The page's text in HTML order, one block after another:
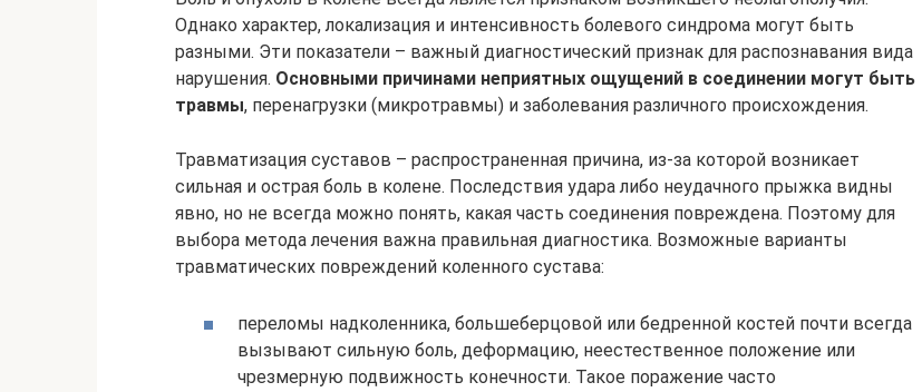
Однако характер, локализация и интенсивность болевого синдрома могут быть
разными. Эти показатели – важный диагностический признак для распознавания вида
нарушения. Основными причинами неприятных ощущений в соединении могут быть
травмы, перенагрузки (микротравмы) и заболевания различного происхождения.
Травматизация суставов – распространенная причина, из-за которой возникает
сильная и острая боль в колене. Последствия удара либо неудачного прыжка видны
явно, но не всегда можно понять, какая часть соединения повреждена. Поэтому для
выбора метода лечения важна правильная диагностика. Возможные варианты
травматических повреждений коленного сустава:
переломы надколенника, большеберцовой или бедренной костей почти всегда
вызывают сильную боль, деформацию, неестественное положение или
чрезмерную подвижность конечности. Такое поражение часто